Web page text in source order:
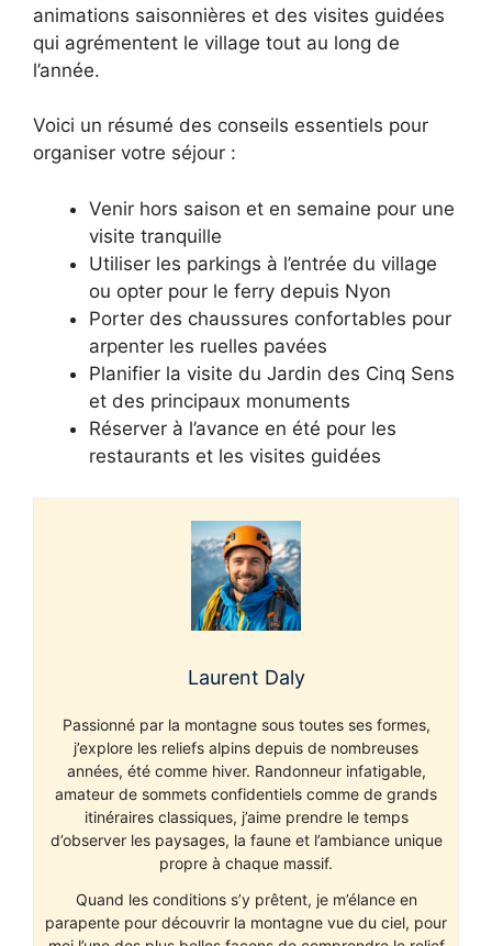
animations saisonnières et des visites guidées
qui agrémentent le village tout au long de
l’année.
Voici un résumé des conseils essentiels pour
organiser votre séjour :
Venir hors saison et en semaine pour une
visite tranquille
Utiliser les parkings à l’entrée du village
ou opter pour le ferry depuis Nyon
Porter des chaussures confortables pour
arpenter les ruelles pavées
Planifier la visite du Jardin des Cinq Sens
et des principaux monuments
Réserver à l’avance en été pour les
restaurants et les visites guidées
Laurent Daly
Passionné par la montagne sous toutes ses formes,
j’explore les reliefs alpins depuis de nombreuses
années, été comme hiver. Randonneur infatigable,
amateur de sommets confidentiels comme de grands
itinéraires classiques, j’aime prendre le temps
d’observer les paysages, la faune et l’ambiance unique
propre à chaque massif.
Quand les conditions s’y prêtent, je m’élance en
parapente pour découvrir la montagne vue du ciel, pour